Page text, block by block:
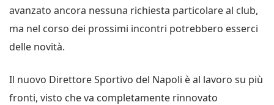
avanzato ancora nessuna richiesta particolare al club,
ma nel corso dei prossimi incontri potrebbero esserci
delle novità.
Il nuovo Direttore Sportivo del Napoli è al lavoro su più
fronti, visto che va completamente rinnovato